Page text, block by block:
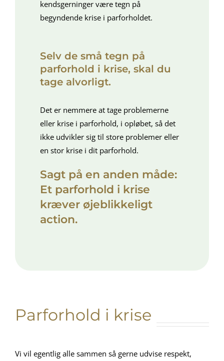
kendsgerninger være tegn på
begyndende krise i parforholdet.
Selv de små tegn på
parforhold i krise, skal du
tage alvorligt.
Det er nemmere at tage problemerne
eller krise i parforhold, i opløbet, så det
ikke udvikler sig til store problemer eller
en stor krise i dit parforhold.
Sagt på en anden måde:
Et parforhold i krise
kræver øjeblikkeligt
action.
Parforhold i krise
Vi vil egentlig alle sammen så gerne udvise respekt,